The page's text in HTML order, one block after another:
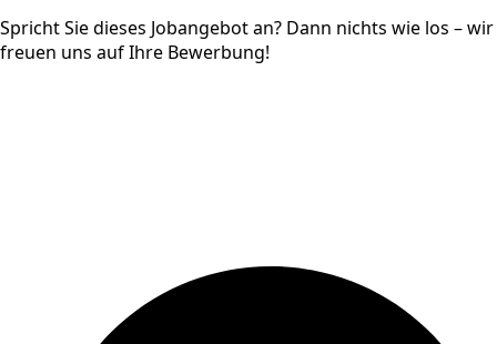
Spricht Sie dieses Jobangebot an? Dann nichts wie los – wir
freuen uns auf Ihre Bewerbung!